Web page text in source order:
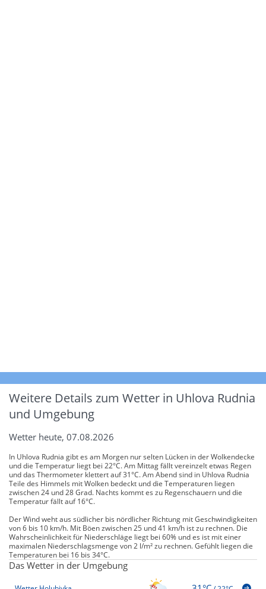
Weitere Details zum Wetter in Uhlova Rudnia
und Umgebung
Wetter heute, 07.08.2026
In Uhlova Rudnia gibt es am Morgen nur selten Lücken in der Wolkendecke
und die Temperatur liegt bei 22°C. Am Mittag fällt vereinzelt etwas Regen
und das Thermometer klettert auf 31°C. Am Abend sind in Uhlova Rudnia
Teile des Himmels mit Wolken bedeckt und die Temperaturen liegen
zwischen 24 und 28 Grad. Nachts kommt es zu Regenschauern und die
Temperatur fällt auf 16°C.
Der Wind weht aus südlicher bis nördlicher Richtung mit Geschwindigkeiten
von 6 bis 10 km/h. Mit Böen zwischen 25 und 41 km/h ist zu rechnen. Die
Wahrscheinlichkeit für Niederschläge liegt bei 60% und es ist mit einer
maximalen Niederschlagsmenge von 2 l/m² zu rechnen. Gefühlt liegen die
Temperaturen bei 16 bis 34°C.
Das Wetter in der Umgebung